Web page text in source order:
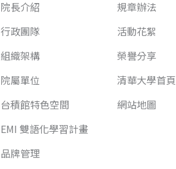
院長介紹
行政團隊
組織架構
院屬單位
台積館特色空間
EMI 雙語化學習計畫
品牌管理
規章辦法
活動花絮
榮譽分享
清華大學首頁
網站地圖